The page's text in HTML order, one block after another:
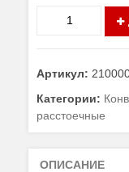
Шкаф
ШРТ-12М
Артикул:
Категории:
расстоечные
ОПИСАНИЕ